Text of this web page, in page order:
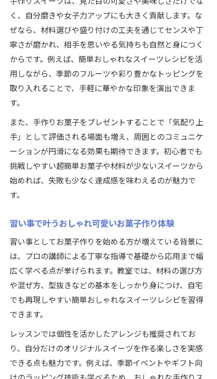
く、自分磨きや女子力アップにも大きく貢献します。な
ぜなら、材料選びや盛り付けの工夫を通じてセンスや丁
寧さが磨かれ、相手を思いやる気持ちも自然と身につく
からです。例えば、簡単おしゃれなスイーツレシピを活
用しながら、季節のフルーツや彩り豊かなトッピングを
取り入れることで、手軽に華やかな印象を演出できま
す。
また、手作りお菓子をプレゼントすることで「気配り上
手」として評価される場面も増え、周囲とのコミュニケ
ーションが円滑になる効果も期待できます。初心者でも
挑戦しやすい超簡単お菓子や材料が少ないスイーツから
始めれば、失敗も少なく達成感を味わえるのが魅力で
す。
習い事で叶うおしゃれ可愛いお菓子作り体験
習い事としてお菓子作りを始める方が増えている背景に
は、プロの講師による丁寧な指導で基礎から応用まで幅
広く学べる点が挙げられます。教室では、材料の選び方
や混ぜ方、型抜きなどの基本をしっかり身につけ、自宅
でも再現しやすい簡単おしゃれなスイーツレシピを習得
できます。
レッスンでは個性を活かしたアレンジも推奨されてお
り、自分だけのオリジナルスイーツを作る楽しさを実感
できる点も魅力です。例えば、季節イベントやギフト向